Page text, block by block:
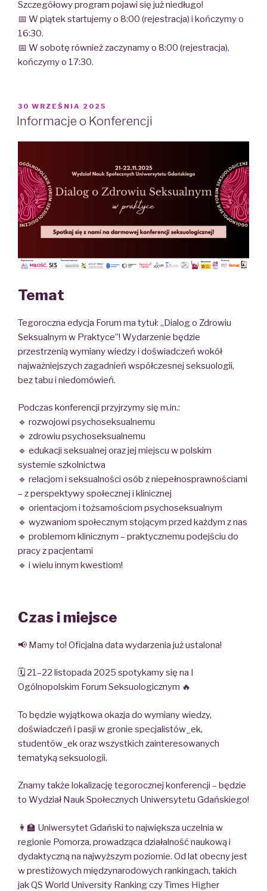
Szczegółowy program pojawi się już niedługo!
📅 W piątek startujemy o 8:00 (rejestracja) i kończymy o
16:30.
📅 W sobotę również zaczynamy o 8:00 (rejestracja),
kończymy o 17:30.
POSTED
ON
30 WRZEŚNIA 2025
Informacje o Konferencji
Temat
Tegoroczna edycja Forum ma tytuł: „Dialog o Zdrowiu
Seksualnym w Praktyce”! Wydarzenie będzie
przestrzenią wymiany wiedzy i doświadczeń wokół
najważniejszych zagadnień współczesnej seksuologii,
bez tabu i niedomówień.
Podczas konferencji przyjrzymy się m.in.:
🔹 rozwojowi psychoseksualnemu
🔹 zdrowiu psychoseksualnemu
🔹 edukacji seksualnej oraz jej miejscu w polskim
systemie szkolnictwa
🔹 relacjom i seksualności osób z niepełnosprawnościami
– z perspektywy społecznej i klinicznej
🔹 orientacjom i tożsamościom psychoseksualnym
🔹 wyzwaniom społecznym stojącym przed każdym z nas
🔹 problemom klinicznym – praktycznemu podejściu do
pracy z pacjentami
🔹 i wielu innym kwestiom!
Czas i miejsce
📢 Mamy to! Oficjalna data wydarzenia już ustalona!
🗓 21–22 listopada 2025 spotykamy się na I
Ogólnopolskim Forum Seksuologicznym 🔥
To będzie wyjątkowa okazja do wymiany wiedzy,
doświadczeń i pasji w gronie specjalistów_ek,
studentów_ek oraz wszystkich zainteresowanych
tematyką seksuologii.
Znamy także lokalizację tegorocznej konferencji – będzie
to Wydział Nauk Społecznych Uniwersytetu Gdańskiego!
👩‍🏫 Uniwersytet Gdański to największa uczelnia w
regionie Pomorza, prowadząca działalność naukową i
dydaktyczną na najwyższym poziomie. Od lat obecny jest
w prestiżowych międzynarodowych rankingach, takich
jak QS World University Ranking czy Times Higher